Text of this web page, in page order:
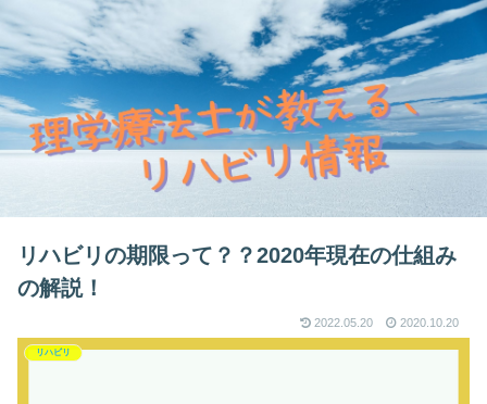
リハビリの期限って？？2020年現在の仕組み
の解説！
2022.05.20 2020.10.20
リハビリ